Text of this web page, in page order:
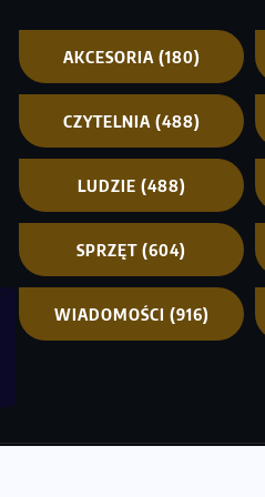
AKCESORIA (180)
CZYTELNIA (488)
LUDZIE (488)
SPRZĘT (604)
WIADOMOŚCI (916)